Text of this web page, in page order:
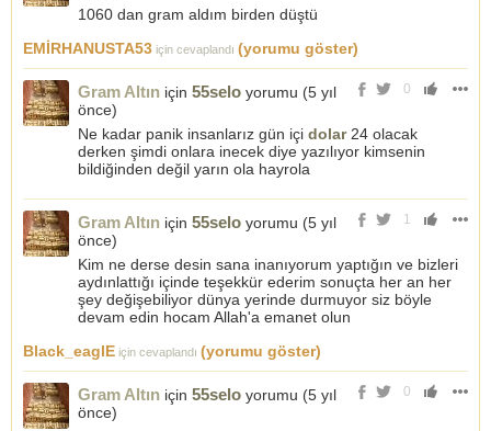
1060 dan gram aldım birden düştü
EMİRHANUSTA53 için cevaplandı (yorumu göster)
0
Gram Altın için 55selo yorumu (5 yıl
önce)
Ne kadar panik insanlarız gün içi dolar24 olacak
derken şimdi onlara inecek diye yazılıyor kimsenin
bildiğinden değil yarın ola hayrola
1
Gram Altın için 55selo yorumu (5 yıl
önce)
Kim ne derse desin sana inanıyorum yaptığın ve bizleri
aydınlattığı içinde teşekkür ederim sonuçta her an her
şey değişebiliyor dünya yerinde durmuyor siz böyle
devam edin hocam Allah'a emanet olun
Black_eaglE için cevaplandı (yorumu göster)
0
Gram Altın için 55selo yorumu (5 yıl
önce)